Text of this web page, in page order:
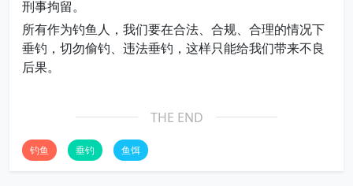
刑事拘留。
所有作为钓鱼人，我们要在合法、合规、合理的情况下
垂钓，切勿偷钓、违法垂钓，这样只能给我们带来不良
后果。
THE END
钓鱼 垂钓 鱼饵